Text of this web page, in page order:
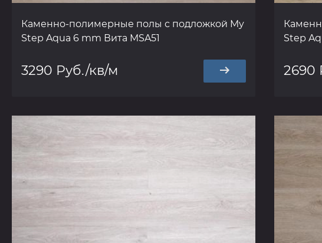
Каменно-полимерные полы с подложкой My
Step Aqua 6 mm Вита MSA51
3290 Руб./кв/м
Step
2690